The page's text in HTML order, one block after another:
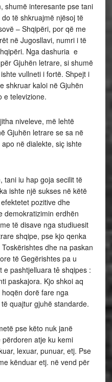
shumë interesante pse tani
të shkruajmë njësoj të
– Shqipëri, por që me
në Jugosllavi, numri i të
Nga dashuria e
Gjuhën letrare, si shumë
vullneti i fortë. Shpejt i
shkruar kaloi në Gjuhën
e televizione.
niveleve, më lehtë
Gjuhën letrare se sa në
në dialekte, siç ishte
tani iu hap goja secilit të
ishte një sukses në këtë
pozitive dhe
demokratizimin erdhën
të disave nga studiuesit
shqipe, pse kjo qenka
dhe na paskan
të Gegërishtes pa u
pashtjelluara tê shqipes :
paskajora. Kjo shkoi aq
dorë fare nga
quajtur gjuhë standarde.
pse këto nuk janë
atje ku kemi
lexuar, punuar, etj. Pse
kënduar etj. në vend për